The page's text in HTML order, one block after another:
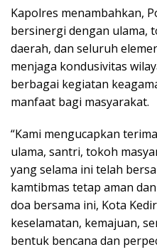
Kapolres menambahkan,
bersinergi dengan ulama,
daerah, dan seluruh
menjaga kondusivitas
berbagai kegiatan
manfaat bagi masyarakat.
“Kami mengucapkan
ulama, santri, tokoh
yang selama ini telah
kamtibmas tetap aman
doa bersama ini, Kota
keselamatan, kemajuan,
bentuk bencana dan